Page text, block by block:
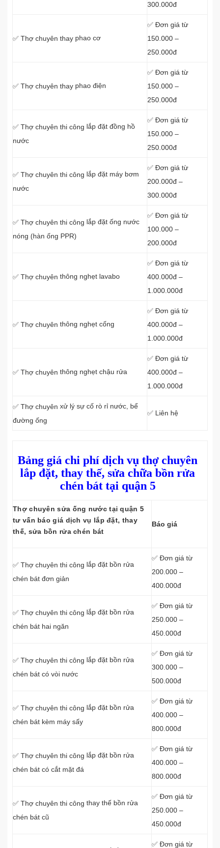
300.000đ
✅ Thợ chuyên thay phao cơ
✅ Đơn giá từ
150.000 –
250.000đ
✅ Thợ chuyên thay phao điện
✅ Đơn giá từ
150.000 –
250.000đ
✅ Thợ chuyên thi công lắp đặt đồng hồ
nước
✅ Đơn giá từ
150.000 –
250.000đ
✅ Thợ chuyên thi công lắp đặt máy bơm
nước
✅ Đơn giá từ
200.000đ –
300.000đ
✅ Thợ chuyên thi công lắp đặt ống nước
nóng (hàn ống PPR)
✅ Đơn giá từ
100.000 –
200.000đ
✅ Thợ chuyên thông nghẹt lavabo
✅ Đơn giá từ
400.000đ –
1.000.000đ
✅ Thợ chuyên thông nghẹt cống
✅ Đơn giá từ
400.000đ –
1.000.000đ
✅ Thợ chuyên thông nghẹt chậu rửa
✅ Đơn giá từ
400.000đ –
1.000.000đ
✅ Thợ chuyên xử lý sự cố rò rỉ nước, bể
đường ống
✅ Liên hệ
Bảng giá chi phí dịch vụ thợ chuyên
lắp đặt, thay thế, sửa chữa bồn rửa
chén bát tại quận 5
Thợ chuyên sửa ống nước tại quận 5
tư vấn báo giá dịch vụ lắp đặt, thay
thế, sửa bồn rửa chén bát
Báo giá
✅ Thợ chuyên thi công lắp đặt bồn rửa
chén bát đơn giản
✅ Đơn giá từ
200.000 –
400.000đ
✅ Thợ chuyên thi công lắp đặt bồn rửa
chén bát hai ngăn
✅ Đơn giá từ
250.000 –
450.000đ
✅ Thợ chuyên thi công lắp đặt bồn rửa
chén bát có vòi nước
✅ Đơn giá từ
300.000 –
500.000đ
✅ Thợ chuyên thi công lắp đặt bồn rửa
chén bát kèm máy sấy
✅ Đơn giá từ
400.000 –
800.000đ
✅ Thợ chuyên thi công lắp đặt bồn rửa
chén bát có cắt mặt đá
✅ Đơn giá từ
400.000 –
800.000đ
✅ Thợ chuyên thi công thay thế bồn rửa
chén bát cũ
✅ Đơn giá từ
250.000 –
450.000đ
✅ Đơn giá từ